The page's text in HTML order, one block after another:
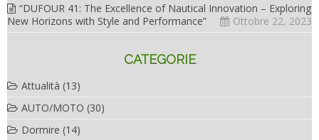
“DUFOUR 41: The Excellence of Nautical Innovation – Exploring
New Horizons with Style and Performance”
Ottobre 22, 2023
CATEGORIE
Attualità (13)
AUTO/MOTO (30)
Dormire (14)